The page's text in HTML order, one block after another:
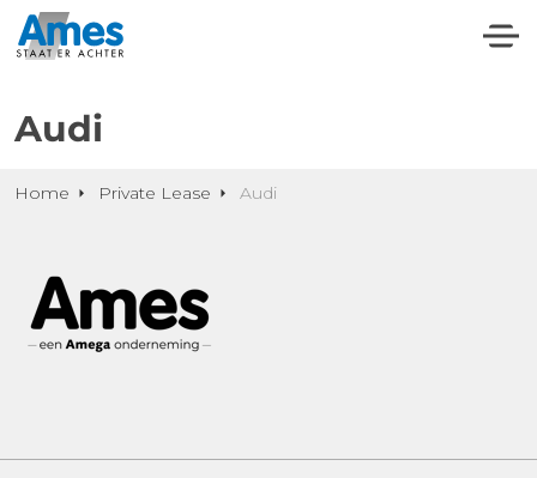
Audi
Home Private Lease Audi